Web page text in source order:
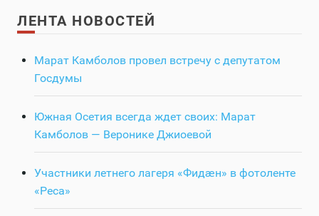
ЛЕНТА НОВОСТЕЙ
Марат Камболов провел встречу с депутатом
Госдумы
Южная Осетия всегда ждет своих: Марат
Камболов — Веронике Джиоевой
Участники летнего лагеря «Фидӕн» в фотоленте
«Реса»